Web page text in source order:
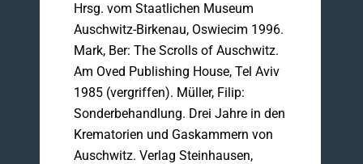
Hrsg. vom Staatlichen Museum
Auschwitz-Birkenau, Oswiecim 1996.
Mark, Ber: The Scrolls of Auschwitz.
Am Oved Publishing House, Tel Aviv
1985 (vergriffen). Müller, Filip:
Sonderbehandlung. Drei Jahre in den
Krematorien und Gaskammern von
Auschwitz. Verlag Steinhausen,